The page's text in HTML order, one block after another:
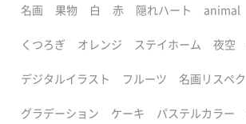
名画 果物 白 赤 隠れハート animal
くつろぎ オレンジ ステイホーム 夜空
デジタルイラスト フルーツ 名画リスペ
グラデーション ケーキ パステルカラー